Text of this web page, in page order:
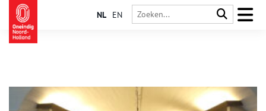
NL EN